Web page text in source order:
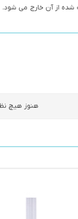
شده از آن خارج می شود.
هنوز هیچ